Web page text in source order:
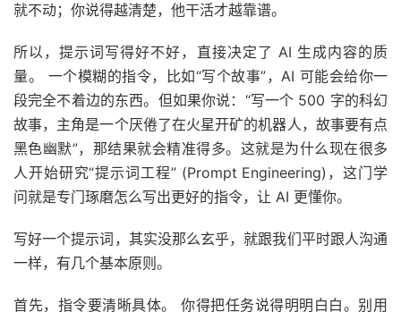
就不动；你说得越清楚，他干活才越靠谱。
所以，提示词写得好不好，直接决定了 AI 生成内容的质
量。 一个模糊的指令，比如“写个故事”，AI 可能会给你一
段完全不着边的东西。但如果你说：“写一个 500 字的科幻
故事，主角是一个厌倦了在火星开矿的机器人，故事要有点
黑色幽默”，那结果就会精准得多。这就是为什么现在很多
人开始研究“提示词工程” (Prompt Engineering)，这门学
问就是专门琢磨怎么写出更好的指令，让 AI 更懂你。
写好一个提示词，其实没那么玄乎，就跟我们平时跟人沟通
一样，有几个基本原则。
首先，指令要清晰具体。 你得把任务说得明明白白。别用